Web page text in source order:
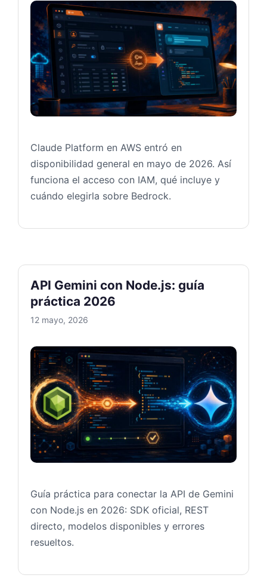
Claude Platform en AWS entró en
disponibilidad general en mayo de 2026. Así
funciona el acceso con IAM, qué incluye y
cuándo elegirla sobre Bedrock.
API Gemini con Node.js: guía
práctica 2026
12 mayo, 2026
API
Guía práctica para conectar la API de Gemini
con Node.js en 2026: SDK oficial, REST
directo, modelos disponibles y errores
resueltos.